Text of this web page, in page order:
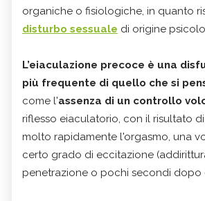
organiche o fisiologiche, in quanto
disturbo sessuale di origine
L’eiaculazione precoce è una
più frequente di quello che si
come l'assenza di un controllo
riflesso eiaculatorio, con il risultato
molto rapidamente l'orgasmo, una
certo grado di eccitazione
penetrazione o pochi secondi dopo